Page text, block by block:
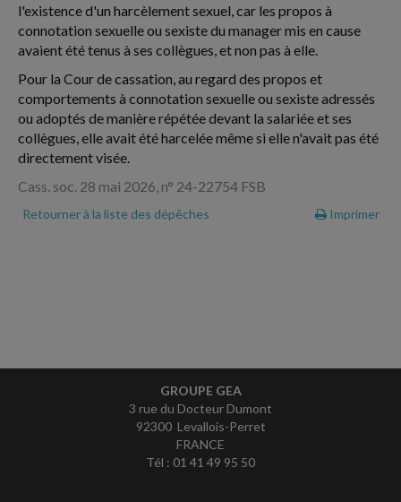
l'existence d'un harcèlement sexuel, car les propos à
connotation sexuelle ou sexiste du manager mis en cause
avaient été tenus à ses collègues, et non pas à elle.
Pour la Cour de cassation, au regard des propos et
comportements à connotation sexuelle ou sexiste adressés
ou adoptés de manière répétée devant la salariée et ses
collègues, elle avait été harcelée même si elle n'avait pas été
directement visée.
Cass. soc. 28 mai 2026, n° 24-22754 FSB
Retourner à la liste des dépêches Imprimer
GROUPE GEA
3 rue du Docteur Dumont
92300 Levallois-Perret
FRANCE
Tél : 01 41 49 95 50